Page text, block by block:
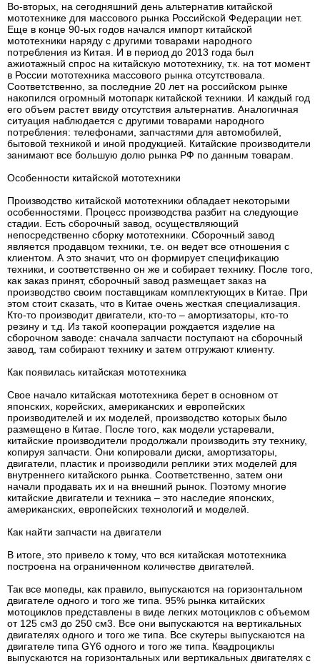
Во-вторых, на сегодняшний день альтернатив китайской
мототехнике для массового рынка Российской Федерации нет.
Еще в конце 90-ых годов начался импорт китайской
мототехники наряду с другими товарами народного
потребления из Китая. И в период до 2013 года был
ажиотажный спрос на китайскую мототехнику, т.к. на тот момент
в России мототехника массового рынка отсутствовала.
Соответственно, за последние 20 лет на российском рынке
накопился огромный мотопарк китайской техники. И каждый год
его объем растет ввиду отсутствия альтернатив. Аналогичная
ситуация наблюдается с другими товарами народного
потребления: телефонами, запчастями для автомобилей,
бытовой техникой и иной продукцией. Китайские производители
занимают все большую долю рынка РФ по данным товарам.
Особенности китайской мототехники
Производство китайской мототехники обладает некоторыми
особенностями. Процесс производства разбит на следующие
стадии. Есть сборочный завод, осуществляющий
непосредственно сборку мототехники. Сборочный завод
является продавцом техники, т.е. он ведет все отношения с
клиентом. А это значит, что он формирует спецификацию
техники, и соответственно он же и собирает технику. После того,
как заказ принят, сборочный завод размещает заказ на
производство своим поставщикам комплектующих в Китае. При
этом стоит сказать, что в Китае очень жесткая специализация.
Кто-то производит двигатели, кто-то – амортизаторы, кто-то
резину и т.д. Из такой кооперации рождается изделие на
сборочном заводе: сначала запчасти поступают на сборочный
завод, там собирают технику и затем отгружают клиенту.
Как появилась китайская мототехника
Свое начало китайская мототехника берет в основном от
японских, корейских, американских и европейских
производителей и их моделей, производство которых было
размещено в Китае. После того, как модели устаревали,
китайские производители продолжали производить эту технику,
копируя запчасти. Они копировали диски, амортизаторы,
двигатели, пластик и производили реплики этих моделей для
внутреннего китайского рынка. Соответственно, затем они
начали продавать их и на внешний рынок. Поэтому многие
китайские двигатели и техника – это наследие японских,
американских, европейских технологий и моделей.
Как найти запчасти на двигатели
В итоге, это привело к тому, что вся китайская мототехника
построена на ограниченном количестве двигателей.
Так все мопеды, как правило, выпускаются на горизонтальном
двигателе одного и того же типа. 95% рынка китайских
мотоциклов представлены в виде легких мотоциклов с объемом
от 125 см3 до 250 см3. Все они выпускаются на вертикальных
двигателях одного и того же типа. Все скутеры выпускаются на
двигателе типа GY6 одного и того же типа. Квадроциклы
выпускаются на горизонтальных или вертикальных двигателях с